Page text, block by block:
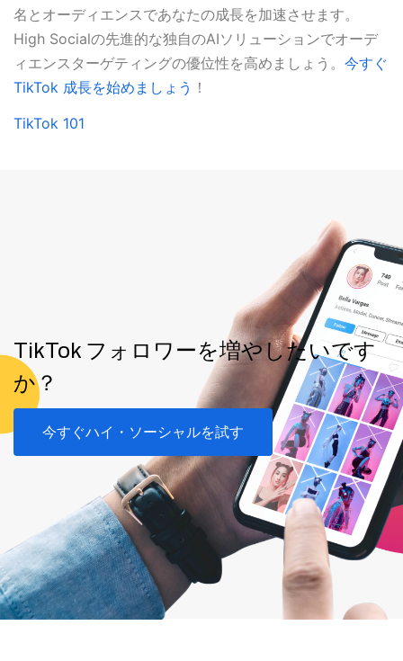
名とオーディエンスであなたの成長を加速させます。
High Socialの先進的な独自のAIソリューションでオーデ
ィエンスターゲティングの優位性を高めましょう。 今すぐ
TikTok 成長を始めましょう ！
TikTok 101
TikTok フォロワーを増やしたいです
か？
今すぐハイ・ソーシャルを試す